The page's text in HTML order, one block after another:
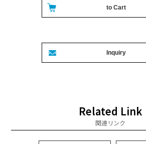
Related Link
関連リンク